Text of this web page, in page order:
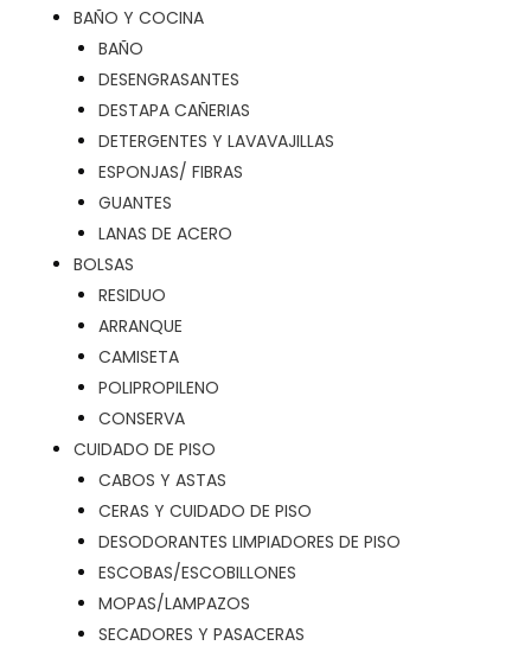
BAÑO Y COCINA
BAÑO
DESENGRASANTES
DESTAPA CAÑERIAS
DETERGENTES Y LAVAVAJILLAS
ESPONJAS/ FIBRAS
GUANTES
LANAS DE ACERO
BOLSAS
RESIDUO
ARRANQUE
CAMISETA
POLIPROPILENO
CONSERVA
CUIDADO DE PISO
CABOS Y ASTAS
CERAS Y CUIDADO DE PISO
DESODORANTES LIMPIADORES DE PISO
ESCOBAS/ESCOBILLONES
MOPAS/LAMPAZOS
SECADORES Y PASACERAS